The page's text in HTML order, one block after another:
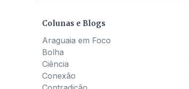
Colunas e Blogs
Araguaia em Foco
Bolha
Ciência
Conexão